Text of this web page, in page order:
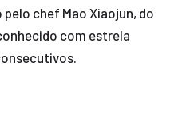
chef Mao Xiaojun, do
com estrela